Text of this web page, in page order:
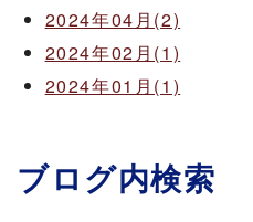
2024年04月(2)
2024年02月(1)
2024年01月(1)
ブログ内検索